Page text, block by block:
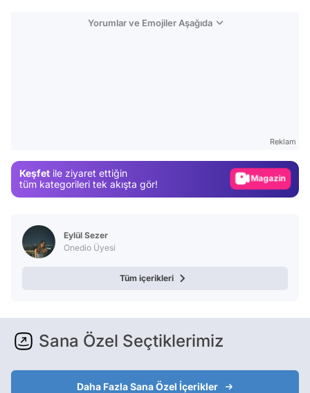
Yorumlar ve Emojiler Aşağıda
Reklam
Keşfet ile ziyaret ettiğin
tüm kategorileri tek akışta gör!
Video
Eylül Sezer
Onedio Üyesi
Tüm içerikleri
Sana Özel Seçtiklerimiz
Daha Fazla Sana Özel İçerikler